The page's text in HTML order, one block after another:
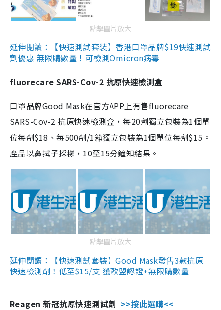
點擊圖片放大
延伸閱讀：【快速測試套裝】香港口罩品牌$19快速測試
劑優惠 無限購數量！可檢測Omicron病毒
fluorecare SARS-Cov-2 抗原快速檢測盒
口罩品牌Good Mask在官方APP上有售fluorecare
SARS-Cov-2 抗原快速檢測盒，每20劑獨立包裝為1個單
位每劑$18、每500劑/1箱獨立包裝為1個單位每劑$15。
產品以鼻拭子採樣，10至15分鐘知結果。
點擊圖片放大
延伸閱讀：【快速測試套裝】Good Mask發售3款抗原
快速檢測劑！低至$15/支 獲歐盟認證+無限購數量
Reagen 新冠抗原快速測試劑 >>按此選購<<